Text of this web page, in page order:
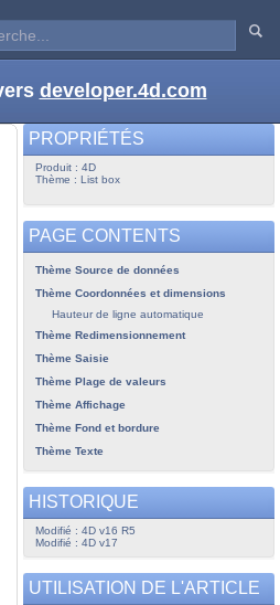
developer.4d.com
PROPRIÉTÉS
Produit : 4D
Thème : List box
PAGE CONTENTS
Thème Source de données
Thème Coordonnées et dimensions
Hauteur de ligne automatique
Thème Redimensionnement
Thème Saisie
Thème Plage de valeurs
Thème Affichage
Thème Fond et bordure
Thème Texte
HISTORIQUE
Modifié : 4D v16 R5
Modifié : 4D v17
UTILISATION DE L'ARTICLE